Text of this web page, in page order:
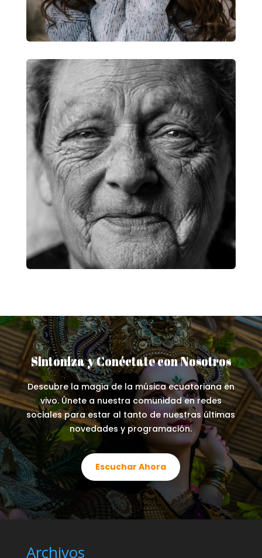
Sintoniza y Conéctate con Nosotros
Descubre la magia de la música ecuatoriana en
vivo. Únete a nuestra comunidad en redes
sociales para estar al tanto de nuestras últimas
novedades y programación.
Escuchar Ahora
Archivos